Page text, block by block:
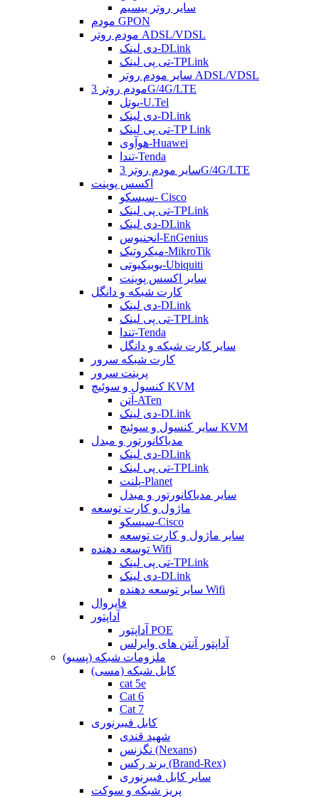
سایر روتر بیسیم
مودم GPON
مودم روتر ADSL/VDSL
دی لینک-DLink
تی پی لینک-TPLink
سایر مودم روتر ADSL/VDSL
مودم روتر 3G/4G/LTE
یوتل-U.Tel
دی لینک-DLink
تی پی لینک-TP Link
هوآوی-Huawei
تندا-Tenda
سایر مودم روتر 3G/4G/LTE
اکسس پوینت
سیسکو- Cisco
تی پی لینک-TPLink
دی لینک-DLink
انجنیوس-EnGenius
میکروتیک-MikroTik
یوبیکیوتی-Ubiquiti
سایر اکسس پوینت
کارت شبکه و دانگل
دی لینک-DLink
تی پی لینک-TPLink
تندا-Tenda
سایر کارت شبکه و دانگل
کارت شبکه سرور
پرینت سرور
کنسول و سوئیچ KVM
آتن-ATen
دی لینک-DLink
سایر کنسول و سوئیچ KVM
مدیاکانورتور و مبدل
دی لینک-DLink
تی پی لینک-TPLink
پلنت-Planet
سایر مدیاکانورتور و مبدل
ماژول و کارت توسعه
سیسکو-Cisco
سایر ماژول و کارت توسعه
توسعه دهنده Wifi
تی پی لینک-TPLink
دی لینک-DLink
سایر توسعه دهنده Wifi
فایروال
آداپتور
آداپتور POE
آداپتور آنتن های وایرلس
ملزومات شبکه (پسیو)
کابل شبکه (مسی)
cat 5e
Cat 6
Cat 7
کابل فیبرنوری
شهید قندی
نگزنس (Nexans)
برند رکس (Brand-Rex)
سایر کابل فیبرنوری
پریز شبکه و سوکت